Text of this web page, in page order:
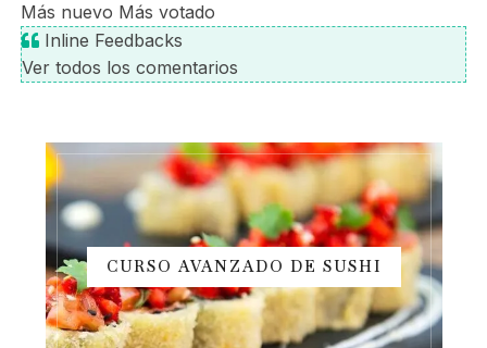
Más nuevo Más votado
Inline Feedbacks
Ver todos los comentarios
CURSO AVANZADO DE SUSHI